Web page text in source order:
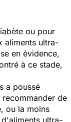
ou pour
aliments ultra-
en évidence,
à ce stade,
a poussé
de
ou la moins
ultra-